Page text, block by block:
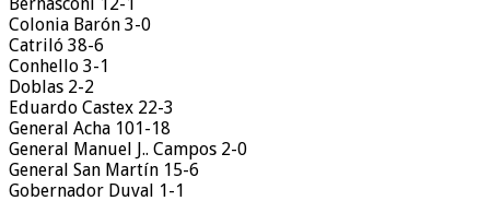
Colonia Barón 3-0
Catriló 38-6
Conhello 3-1
Doblas 2-2
Eduardo Castex 22-3
General Acha 101-18
General Manuel J.. Campos 2-0
General San Martín 15-6
Gobernador Duval 1-1